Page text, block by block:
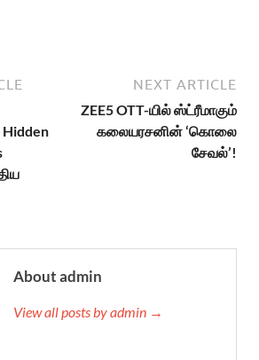
NEXT ARTICLE
ZEE5 OTT-யில் ஸ்ட்ரீமாகும்
கலையரசனின் ‘கொலை
சேவல்’!
About admin
View all posts by admin →